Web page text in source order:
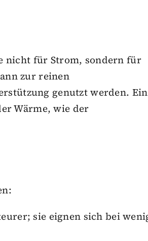
nicht für Strom, sondern für
zur reinen
genutzt werden. Ein
Wärme, wie der
sie eignen sich bei